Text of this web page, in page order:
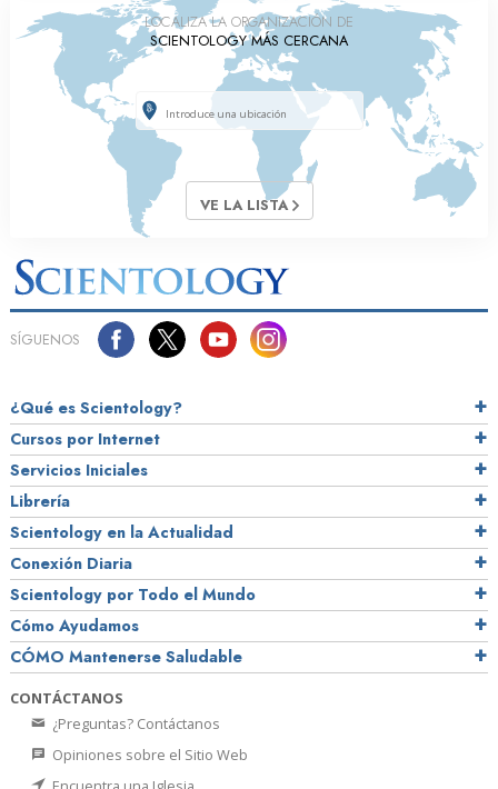
LOCALIZA LA ORGANIZACIÓN DE
SCIENTOLOGY MÁS CERCANA
VE LA LISTA
SÍGUENOS
¿Qué es Scientology?
Cursos por Internet
Servicios Iniciales
Librería
Scientology en la Actualidad
Conexión Diaria
Scientology por Todo el Mundo
Cómo Ayudamos
CÓMO Mantenerse Saludable
CONTÁCTANOS
¿Preguntas? Contáctanos
Opiniones sobre el Sitio Web